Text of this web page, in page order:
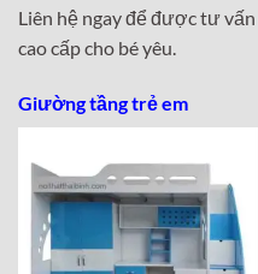
Liên hệ ngay để được tư
cao cấp cho bé yêu.
Giường tầng trẻ em